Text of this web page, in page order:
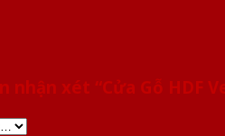
xét “Cửa Gỗ HDF